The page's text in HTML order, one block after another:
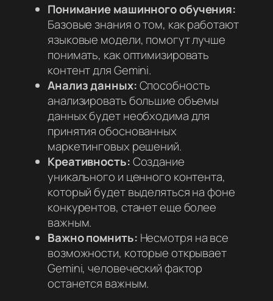
Понимание машинного обучения:
Базовые знания о том, как работают
языковые модели, помогут лучше
понимать, как оптимизировать
контент для Gemini.
Анализ данных:Способность
анализировать большие объемы
данных будет необходима для
принятия обоснованных
маркетинговых решений.
Креативность:Создание
уникального и ценного контента,
который будет выделяться на фоне
конкурентов, станет еще более
важным.
Важно помнить: Несмотря на все
возможности, которые открывает
Gemini, человеческий фактор
останется важным.